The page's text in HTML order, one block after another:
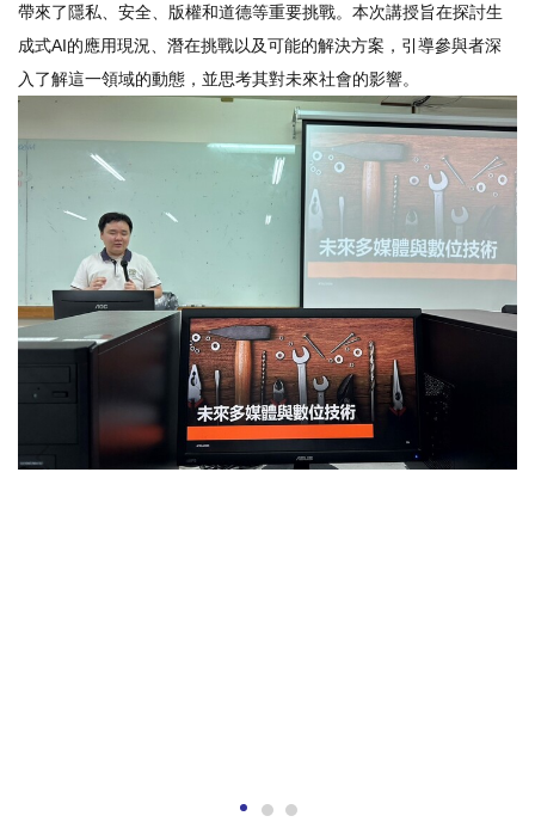
帶來了隱私、安全、版權和道德等重要挑戰。本次講授旨在探討生
成式AI的應用現況、潛在挑戰以及可能的解決方案，引導參與者深
入了解這一領域的動態，並思考其對未來社會的影響。